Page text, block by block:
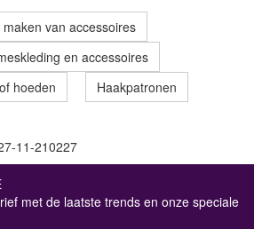
van accessoires
en accessoires
hoeden
Haakpatronen
11-210227
met de laatste trends en onze speciale